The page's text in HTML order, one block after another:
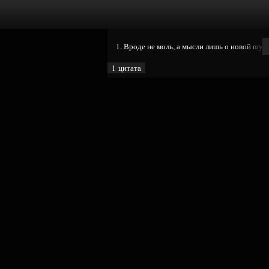
1. Вроде не моль, а мысли лишь о новой
1 цитата